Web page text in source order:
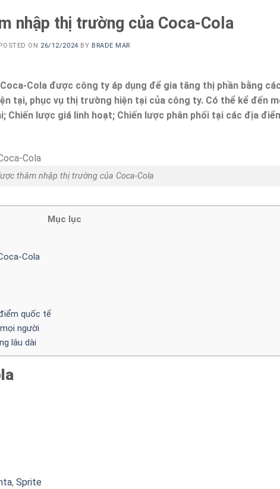
nhập thị trường của Coca-Cola
POSTED ON 26/12/2024 BY BRADE MAR
Cola được công ty áp dụng để gia tăng thị phần bằng
tại, phục vụ thị trường hiện tại của công ty. Có thể kể đến
Chiến lược giá linh hoạt; Chiến lược phân phối tại các địa
thâm nhập thị trường của Coca-Cola
Mục lục
Cola
quốc tế
người
lâu dài
, Sprite